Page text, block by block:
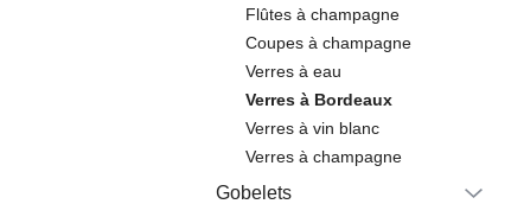
Flûtes à champagne
Coupes à champagne
Verres à eau
Verres à Bordeaux
Verres à vin blanc
Verres à champagne
Gobelets